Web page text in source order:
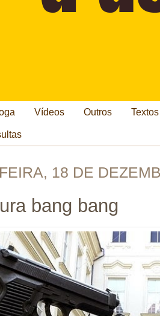
Vídeos Outros
18 DE
bang bang